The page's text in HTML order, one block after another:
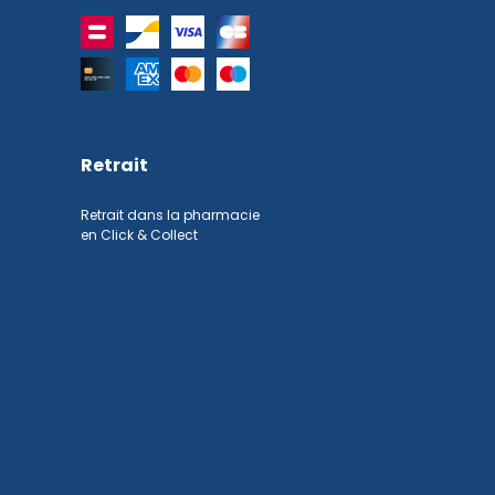
Retrait
Retrait dans la pharmacie
en Click & Collect